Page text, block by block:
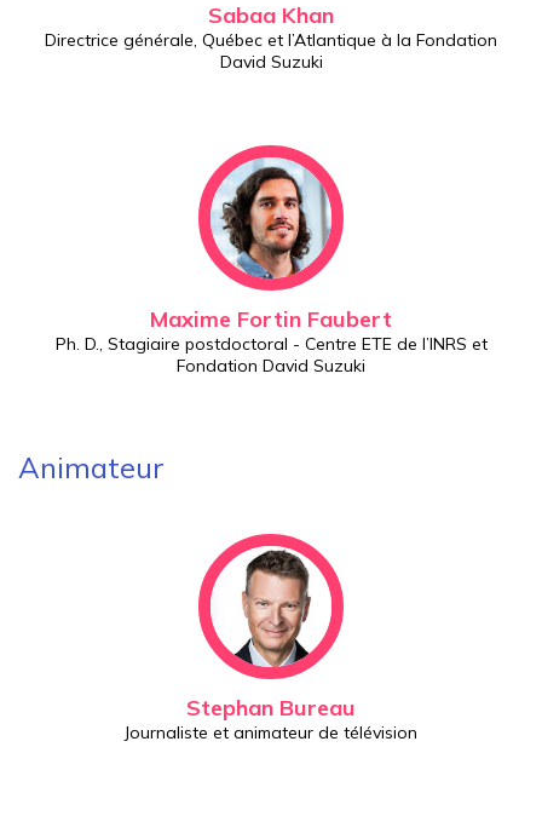
Sabaa Khan
Directrice générale, Québec et l’Atlantique à la Fondation
David Suzuki
Maxime Fortin Faubert
Ph. D., Stagiaire postdoctoral - Centre ETE de l’INRS et
Fondation David Suzuki
Animateur
Stephan Bureau
Journaliste et animateur de télévision